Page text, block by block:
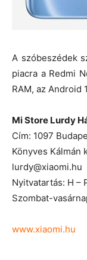
A szóbeszédek
piacra a Redmi
RAM, az Android
Mi Store Lurdy
Cím: 1097
Könyves Kálmán
lurdy@xiaomi.hu
Nyitvatartás: H –
Szombat-
www.xiaomi.hu